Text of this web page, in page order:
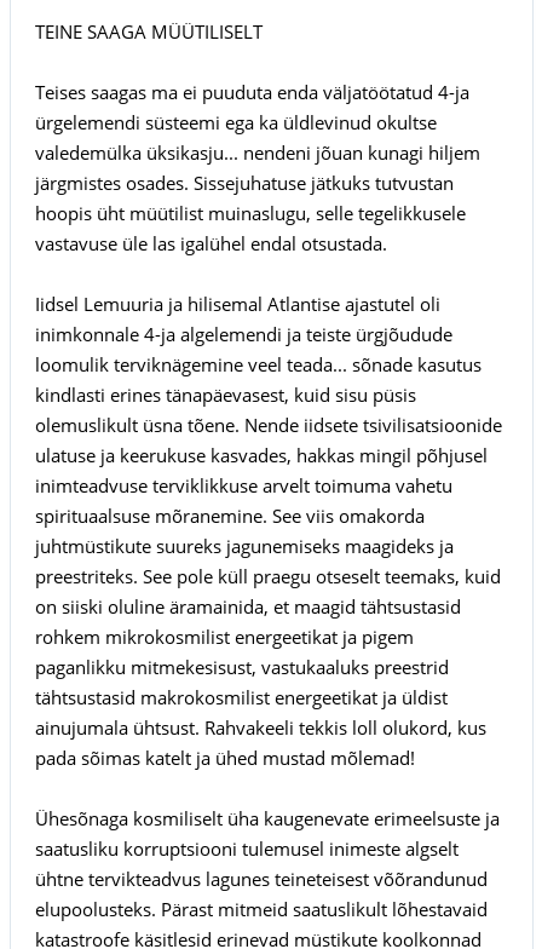
TEINE SAAGA MÜÜTILISELT
Teises saagas ma ei puuduta enda väljatöötatud 4-ja
ürgelemendi süsteemi ega ka üldlevinud okultse
valedemülka üksikasju... nendeni jõuan kunagi hiljem
järgmistes osades. Sissejuhatuse jätkuks tutvustan
hoopis üht müütilist muinaslugu, selle tegelikkusele
vastavuse üle las igalühel endal otsustada.
Iidsel Lemuuria ja hilisemal Atlantise ajastutel oli
inimkonnale 4-ja algelemendi ja teiste ürgjõudude
loomulik terviknägemine veel teada... sõnade kasutus
kindlasti erines tänapäevasest, kuid sisu püsis
olemuslikult üsna tõene. Nende iidsete tsivilisatsioonide
ulatuse ja keerukuse kasvades, hakkas mingil põhjusel
inimteadvuse terviklikkuse arvelt toimuma vahetu
spirituaalsuse mõranemine. See viis omakorda
juhtmüstikute suureks jagunemiseks maagideks ja
preestriteks. See pole küll praegu otseselt teemaks, kuid
on siiski oluline äramainida, et maagid tähtsustasid
rohkem mikrokosmilist energeetikat ja pigem
paganlikku mitmekesisust, vastukaaluks preestrid
tähtsustasid makrokosmilist energeetikat ja üldist
ainujumala ühtsust. Rahvakeeli tekkis loll olukord, kus
pada sõimas katelt ja ühed mustad mõlemad!
Ühesõnaga kosmiliselt üha kaugenevate erimeelsuste ja
saatusliku korruptsiooni tulemusel inimeste algselt
ühtne tervikteadvus lagunes teineteisest võõrandunud
elupoolusteks. Pärast mitmeid saatuslikult lõhestavaid
katastroofe käsitlesid erinevad müstikute koolkonnad